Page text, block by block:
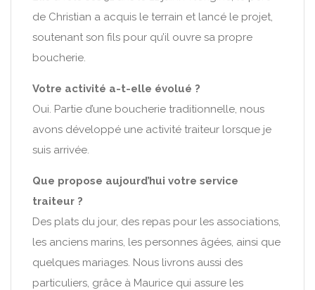
de Christian a acquis le terrain et lancé le projet,
soutenant son fils pour qu’il ouvre sa propre
boucherie.
Votre activité a-t-elle évolué ?
Oui. Partie d’une boucherie traditionnelle, nous
avons développé une activité traiteur lorsque je
suis arrivée.
Que propose aujourd’hui votre service
traiteur ?
Des plats du jour, des repas pour les associations,
les anciens marins, les personnes âgées, ainsi que
quelques mariages. Nous livrons aussi des
particuliers, grâce à Maurice qui assure les